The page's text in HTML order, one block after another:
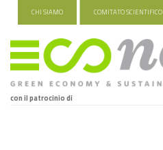
CHI SIAMO COMITATO SCIENTIFICO
con il patrocinio di